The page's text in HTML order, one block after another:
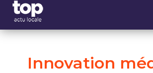
Innovation
Panneau de gestion des cookies